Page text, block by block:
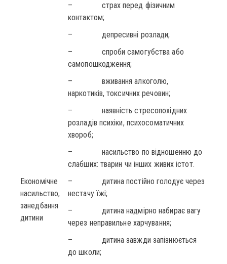
– страх перед фізичним
контактом;
– депресивні розлади;
– спроби самогубства або
самопошкодження;
– вживання алкоголю,
наркотиків, токсичних речовин;
– наявність стресопохідних
розладів психіки, психосоматичних
хвороб;
– насильство по відношенню до
слабших: тварин чи інших живих істот.
Економічне
насильство,
занедбання
дитини
– дитина постійно голодує через
нестачу їжі;
– дитина надмірно набирає вагу
через неправильне харчування;
– дитина завжди запізнюється
до школи;